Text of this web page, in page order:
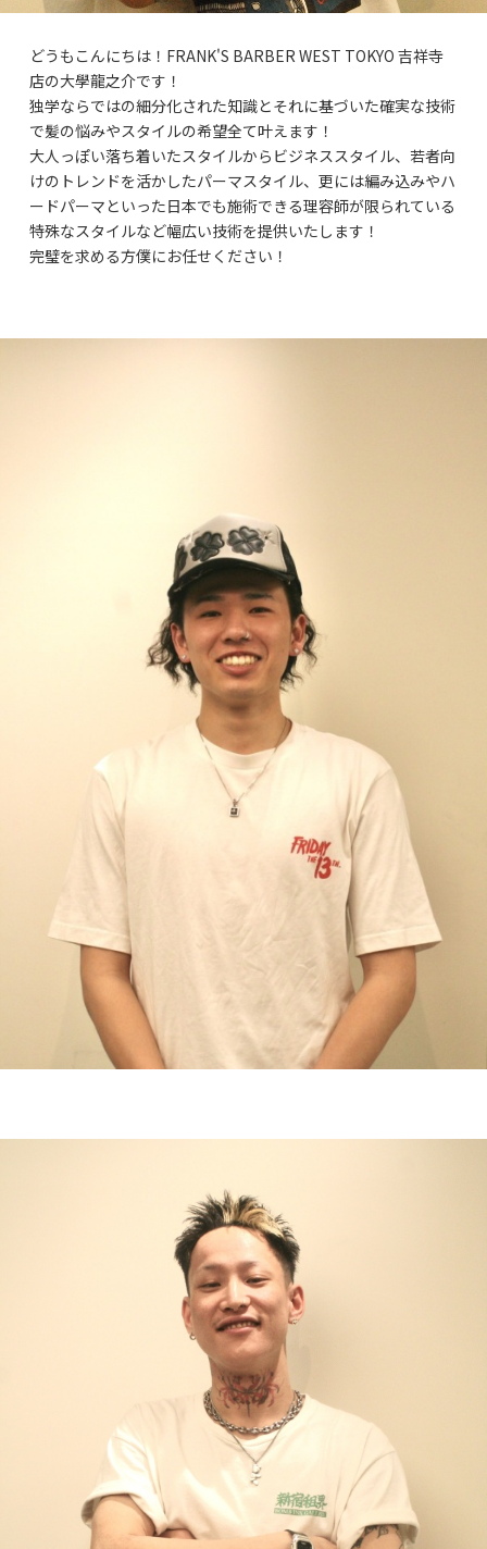
どうもこんにちは！FRANK'S BARBER WEST TOKYO 吉祥寺
店の大學龍之介です！
独学ならではの細分化された知識とそれに基づいた確実な技術
で髪の悩みやスタイルの希望全て叶えます！
大人っぽい落ち着いたスタイルからビジネススタイル、若者向
けのトレンドを活かしたパーマスタイル、更には編み込みやハ
ードパーマといった日本でも施術できる理容師が限られている
特殊なスタイルなど幅広い技術を提供いたします！
完璧を求める方僕にお任せください！